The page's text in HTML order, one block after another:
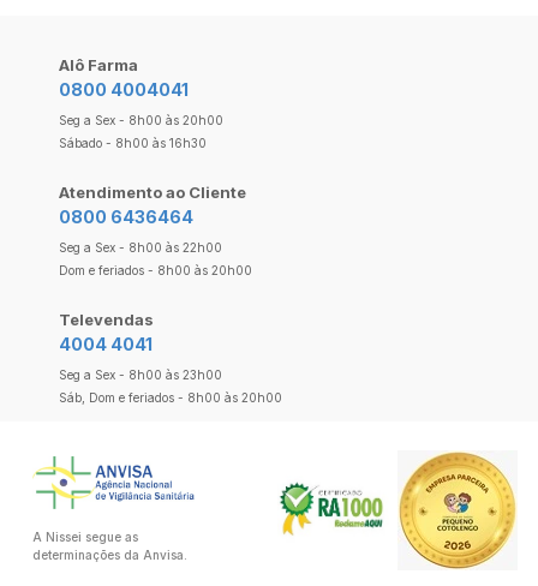
Alô Farma
0800 4004041
Seg a Sex - 8h00 às 20h00
Sábado - 8h00 às 16h30
Atendimento ao Cliente
0800 6436464
Seg a Sex - 8h00 às 22h00
Dom e feriados - 8h00 às 20h00
Televendas
4004 4041
Seg a Sex - 8h00 às 23h00
Sáb, Dom e feriados - 8h00 às 20h00
A Nissei segue as
determinações da Anvisa.